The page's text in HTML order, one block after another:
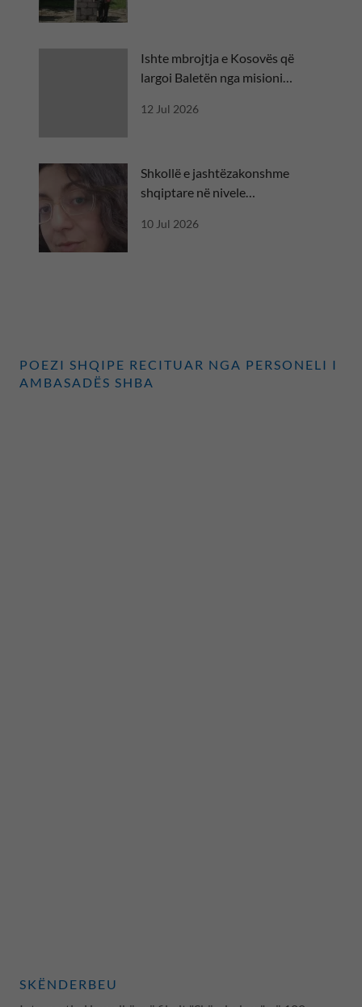
Ishte mbrojtja e Kosovës që
largoi Baletën nga misioni
12 Jul 2026
Shkollë e jashtëzakonshme
shqiptare në nivele
10 Jul 2026
POEZI SHQIPE RECITUAR NGA PERSONELI I
AMBASADËS SHBA
SKËNDERBEU